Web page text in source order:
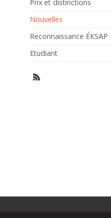
Prix et distinctions
Nouvelles
Reconnaissance ÉKSAP
Etudiant